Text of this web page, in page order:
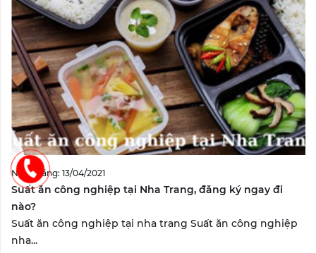
Ngày đăng: 13/04/2021
Suất ăn công nghiệp tại Nha Trang, đăng ký ngay đi
nào?
Suất ăn công nghiệp tại nha trang Suất ăn công nghiệp
nha...